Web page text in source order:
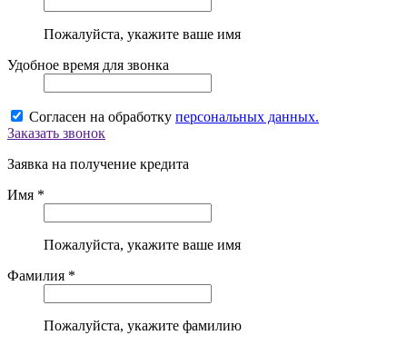
Пожалуйста, укажите ваше имя
Удобное время для звонка
Согласен на обработку персональных данных.
Заказать звонок
Заявка на получение кредита
Имя *
Пожалуйста, укажите ваше имя
Фамилия *
Пожалуйста, укажите фамилию